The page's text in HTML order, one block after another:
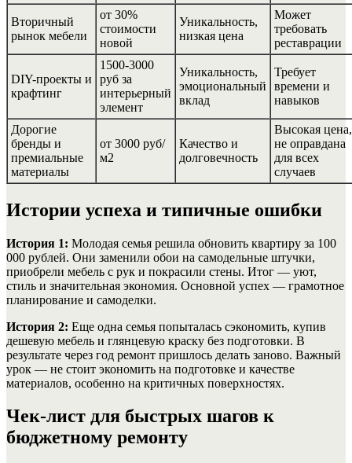
Вторичный
рынок мебели
от 30%
стоимости
новой
Уникальность,
низкая цена
Может
требовать
реставрации
DIY-проекты и
крафтинг
1500-3000
руб за
интерьерный
элемент
Уникальность,
эмоциональный
вклад
Требует
времени и
навыков
Дорогие
бренды и
премиальные
материалы
от 3000 руб/
м2
Качество и
долговечность
Высокая цена,
не оправдана
для всех
случаев
Истории успеха и типичные ошибки
История 1: Молодая семья решила обновить квартиру за 100
000 рублей. Они заменили обои на самодельные штучки,
приобрели мебель с рук и покрасили стены. Итог — уют,
стиль и значительная экономия. Основной успех — грамотное
планирование и самоделки.
История 2: Еще одна семья попыталась сэкономить, купив
дешевую мебель и глянцевую краску без подготовки. В
результате через год ремонт пришлось делать заново. Важный
урок — не стоит экономить на подготовке и качестве
материалов, особенно на критичных поверхностях.
Чек-лист для быстрых шагов к
бюджетному ремонту